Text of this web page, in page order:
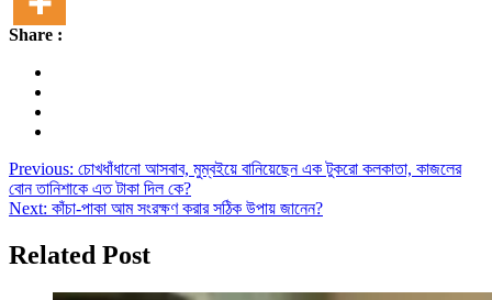
Share :
Post
navigation
Previous: চোখধাঁধানো আসবাব, মুম্বইয়ে বানিয়েছেন এক টুকরো কলকাতা, কাজলের
বোন তানিশাকে এত টাকা দিল কে?
Next: কাঁচা-পাকা আম সংরক্ষণ করার সঠিক উপায় জানেন?
Related Post